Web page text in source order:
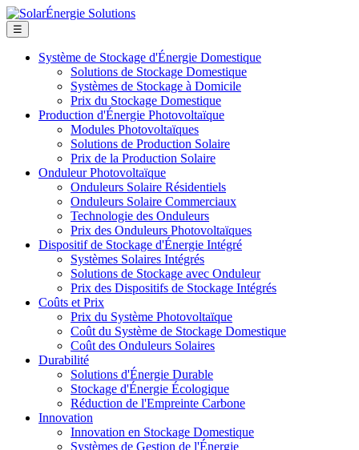
☰
Système de Stockage d'Énergie Domestique
Solutions de Stockage Domestique
Systèmes de Stockage à Domicile
Prix du Stockage Domestique
Production d'Énergie Photovoltaïque
Modules Photovoltaïques
Solutions de Production Solaire
Prix de la Production Solaire
Onduleur Photovoltaïque
Onduleurs Solaire Résidentiels
Onduleurs Solaire Commerciaux
Technologie des Onduleurs
Prix des Onduleurs Photovoltaïques
Dispositif de Stockage d'Énergie Intégré
Systèmes Solaires Intégrés
Solutions de Stockage avec Onduleur
Prix des Dispositifs de Stockage Intégrés
Coûts et Prix
Prix du Système Photovoltaïque
Coût du Système de Stockage Domestique
Coût des Onduleurs Solaires
Durabilité
Solutions d'Énergie Durable
Stockage d'Énergie Écologique
Réduction de l'Empreinte Carbone
Innovation
Innovation en Stockage Domestique
Systèmes de Gestion de l'Énergie